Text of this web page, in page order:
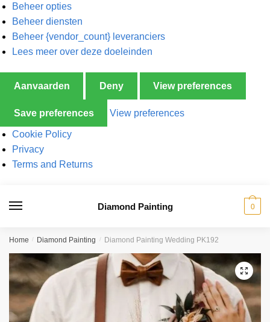
Beheer opties
Beheer diensten
Beheer {vendor_count} leveranciers
Lees meer over deze doeleinden
Aanvaarden Deny View preferences
Save preferences View preferences
Cookie Policy
Privacy
Terms and Returns
Diamond Painting 0
Home / Diamond Painting / Diamond Painting Wedding PK192
🔍